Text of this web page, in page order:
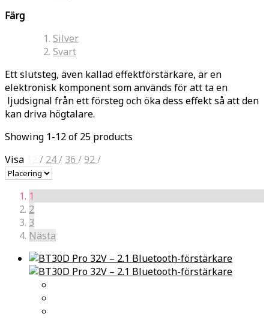
Färg
Silver
Svart
Ett slutsteg, även kallad effektförstärkare, är en
elektronisk komponent som används för att ta en
ljudsignal från ett försteg och öka dess effekt så att den
kan driva högtalare.
Showing 1-12 of 25 products
Visa
/ 24/ 36 /92/
1
2
3
Nästa